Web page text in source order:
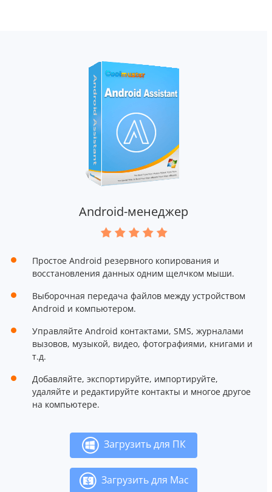
Android-менеджер
Простое Android резервного копирования и
восстановления данных одним щелчком мыши.
Выборочная передача файлов между устройством
Android и компьютером.
Управляйте Android контактами, SMS, журналами
вызовов, музыкой, видео, фотографиями, книгами и
т.д.
Добавляйте, экспортируйте, импортируйте,
удаляйте и редактируйте контакты и многое другое
на компьютере.
Загрузить для ПК
Загрузить для Mac